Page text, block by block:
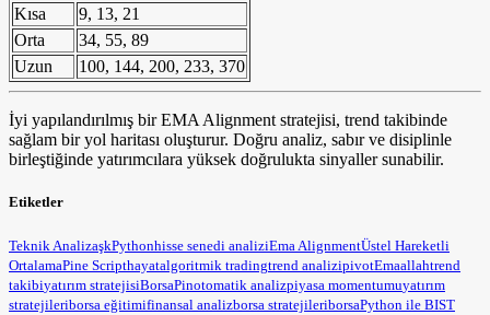
Kısa
9, 13, 21
Orta
34, 55, 89
Uzun
100, 144, 200, 233, 370
İyi yapılandırılmış bir EMA Alignment stratejisi, trend takibinde
sağlam bir yol haritası oluşturur. Doğru analiz, sabır ve disiplinle
birleştiğinde yatırımcılara yüksek doğrulukta sinyaller sunabilir.
Etiketler
Teknik AnalizaşkPythonhisse senedi analiziEma AlignmentÜstel Hareketli
OrtalamaPine Scripthayatalgoritmik tradingtrend analizipivotEmaallahtrend
takibiyatırım stratejisiBorsaPinotomatik analizpiyasa momentumuyatırım
stratejileriborsa eğitimifinansal analizborsa stratejileriborsaPython ile BIST